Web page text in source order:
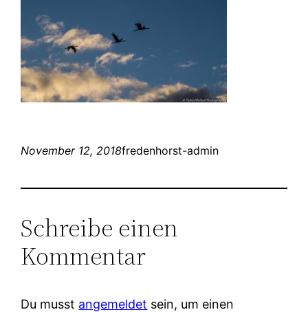
November 12, 2018fredenhorst-admin
Schreibe einen
Kommentar
Du musst angemeldet sein, um einen